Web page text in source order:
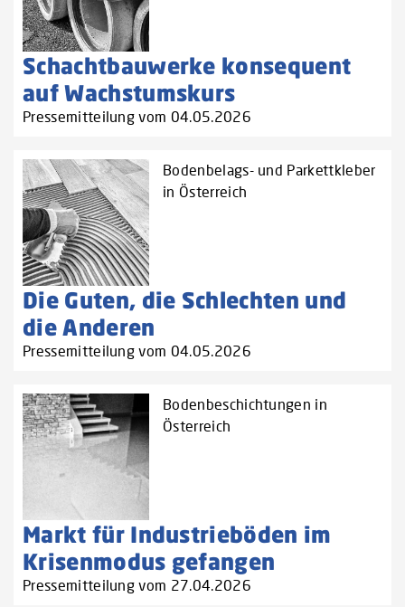
Schachtbauwerke konsequent
auf Wachstumskurs
Pressemitteilung vom 04.05.2026
Bodenbelags- und Parkettkleber
in Österreich
Die Guten, die Schlechten und
die Anderen
Pressemitteilung vom 04.05.2026
Bodenbeschichtungen in
Österreich
Markt für Industrieböden im
Krisenmodus gefangen
Pressemitteilung vom 27.04.2026